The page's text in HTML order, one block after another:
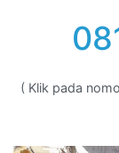
( Klik pada